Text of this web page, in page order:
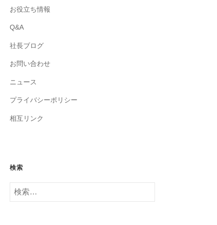
お役立ち情報
Q&A
社長ブログ
お問い合わせ
ニュース
プライバシーポリシー
相互リンク
検索
検